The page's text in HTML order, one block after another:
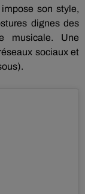
son style,
dignes des
musicale.
Une
sociaux et
.